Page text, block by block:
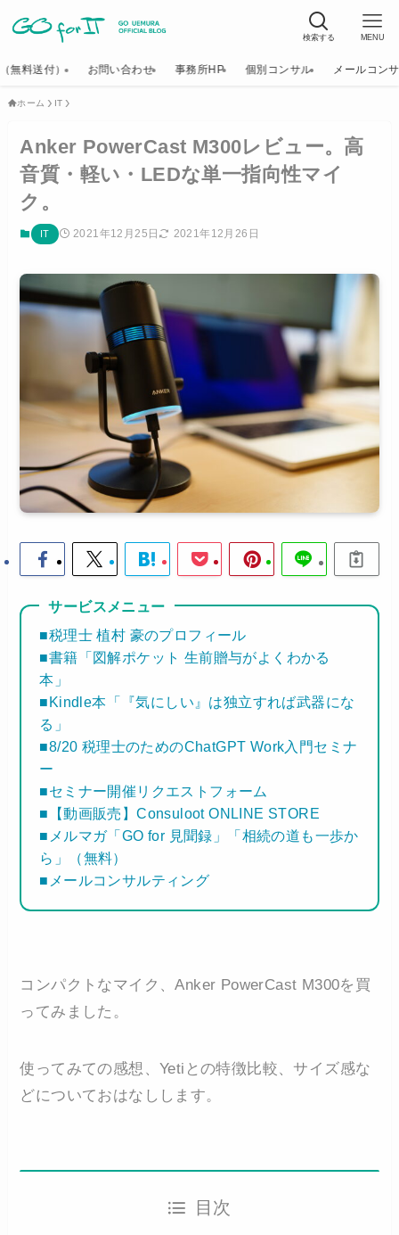
検索する MENU
無料送付） お問い合わせ 事務所HP 個別コンサル メールコン
ホーム IT
Anker PowerCast M300レビュー。高
音質・軽い・LEDな単一指向性マイ
ク。
IT 2021年12月25日 2021年12月26日
サービスメニュー
■税理士 植村 豪のプロフィール
■書籍「図解ポケット 生前贈与がよくわかる
本」
■Kindle本「『気にしい』は独立すれば武器にな
る」
■8/20 税理士のためのChatGPT Work入門セミナ
ー
■セミナー開催リクエストフォーム
■【動画販売】Consuloot ONLINE STORE
■メルマガ「GO for 見聞録」「相続の道も一歩か
ら」（無料）
■メールコンサルティング
コンパクトなマイク、Anker PowerCast M300を買
ってみました。
使ってみての感想、Yetiとの特徴比較、サイズ感な
どについておはなしします。
目次